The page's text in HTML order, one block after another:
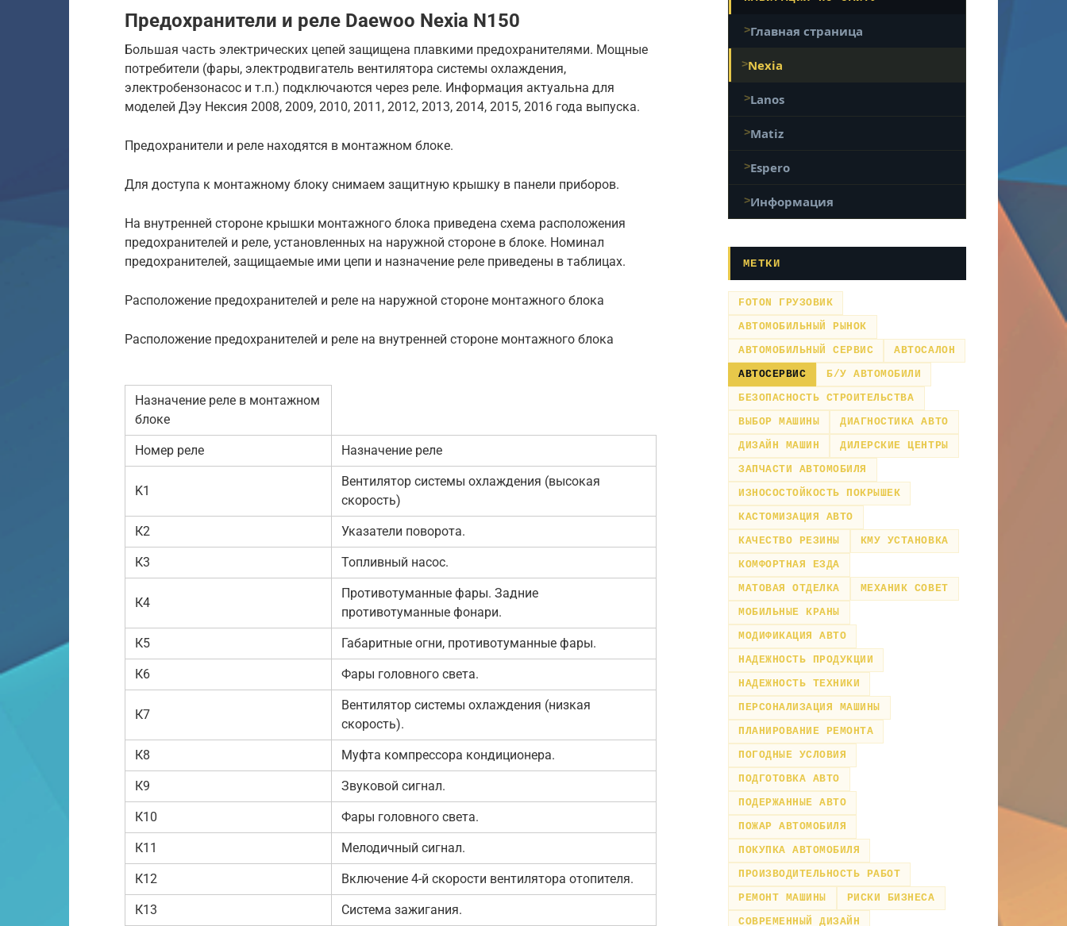
Предохранители и реле Daewoo Nexia N150
Большая часть электрических цепей защищена плавкими предохранителями. Мощные
потребители (фары, электродвигатель вентилятора системы охлаждения,
электробензонасос и т.п.) подключаются через реле. Информация актуальна для
моделей Дэу Нексия 2008, 2009, 2010, 2011, 2012, 2013, 2014, 2015, 2016 года выпуска.
Предохранители и реле находятся в монтажном блоке.
Для доступа к монтажному блоку снимаем защитную крышку в панели приборов.
На внутренней стороне крышки монтажного блока приведена схема расположения
предохранителей и реле, установленных на наружной стороне в блоке. Номинал
предохранителей, защищаемые ими цепи и назначение реле приведены в таблицах.
Расположение предохранителей и реле на наружной стороне монтажного блока
Расположение предохранителей и реле на внутренней стороне монтажного блока
Назначение реле в монтажном
блоке
Номер реле Назначение реле
K1
Вентилятор системы охлаждения (высокая
скорость)
К2 Указатели поворота.
К3 Топливный насос.
К4
Противотуманные фары. Задние
противотуманные фонари.
К5 Габаритные огни, противотуманные фары.
К6 Фары головного света.
К7
Вентилятор системы охлаждения (низкая
скорость).
К8 Муфта компрессора кондиционера.
К9 Звуковой сигнал.
К10 Фары головного света.
К11 Мелодичный сигнал.
К12 Включение 4-й скорости вентилятора отопителя.
К13 Система зажигания.
Главная страница
Nexia
Lanos
Matiz
Espero
Информация
МЕТКИ
FOTON ГРУЗОВИК
АВТОМОБИЛЬНЫЙ РЫНОК
АВТОМОБИЛЬНЫЙ СЕРВИС
АВТОСАЛОН
АВТОСЕРВИС
Б/У АВТОМОБИЛИ
БЕЗОПАСНОСТЬ СТРОИТЕЛЬСТВА
ВЫБОР МАШИНЫ
ДИАГНОСТИКА АВТО
ДИЗАЙН МАШИН
ДИЛЕРСКИЕ ЦЕНТРЫ
ЗАПЧАСТИ АВТОМОБИЛЯ
ИЗНОСОСТОЙКОСТЬ ПОКРЫШЕК
КАСТОМИЗАЦИЯ АВТО
КАЧЕСТВО РЕЗИНЫ
КМУ УСТАНОВКА
КОМФОРТНАЯ ЕЗДА
МАТОВАЯ ОТДЕЛКА
МЕХАНИК СОВЕТ
МОБИЛЬНЫЕ КРАНЫ
МОДИФИКАЦИЯ АВТО
НАДЕЖНОСТЬ ПРОДУКЦИИ
НАДЕЖНОСТЬ ТЕХНИКИ
ПЕРСОНАЛИЗАЦИЯ МАШИНЫ
ПЛАНИРОВАНИЕ РЕМОНТА
ПОГОДНЫЕ УСЛОВИЯ
ПОДГОТОВКА АВТО
ПОДЕРЖАННЫЕ АВТО
ПОЖАР АВТОМОБИЛЯ
ПОКУПКА АВТОМОБИЛЯ
ПРОИЗВОДИТЕЛЬНОСТЬ РАБОТ
РЕМОНТ МАШИНЫ
РИСКИ БИЗНЕСА
СОВРЕМЕННЫЙ ДИЗАЙН